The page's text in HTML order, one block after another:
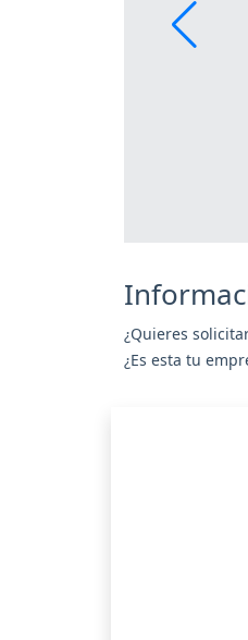
¿Quieres
¿Es esta tu